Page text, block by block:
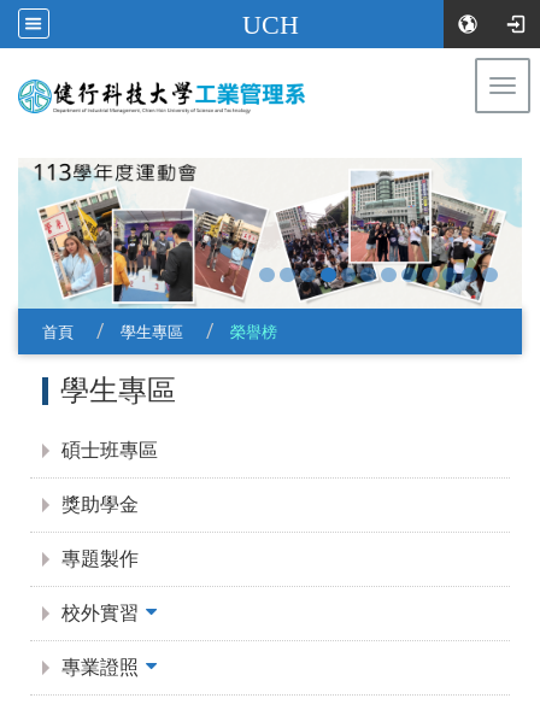
UCH
首頁 學生專區 榮譽榜
學生專區
碩士班專區
獎助學金
專題製作
校外實習
專業證照